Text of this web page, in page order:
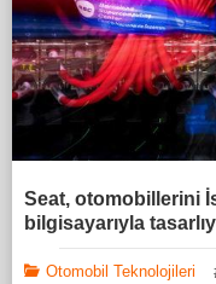
Seat, otomobillerini
bilgisayarıyla
Otomobil Teknolojileri